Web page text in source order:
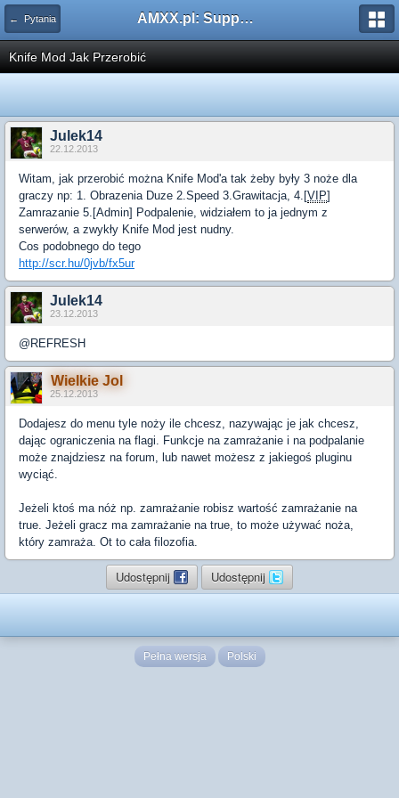
← Pytania AMXX.pl: Support AMX Mod X i SourceMod
Knife Mod Jak Przerobić
Julek14
22.12.2013
Witam, jak przerobić można Knife Mod'a tak żeby były 3 noże dla
graczy np: 1. Obrazenia Duze 2.Speed 3.Grawitacja, 4.[VIP]
Zamrazanie 5.[Admin] Podpalenie, widziałem to ja jednym z
serwerów, a zwykły Knife Mod jest nudny.
Cos podobnego do tego
http://scr.hu/0jvb/fx5ur
Julek14
23.12.2013
@REFRESH
Wielkie Jol
25.12.2013
Dodajesz do menu tyle noży ile chcesz, nazywając je jak chcesz,
dając ograniczenia na flagi. Funkcje na zamrażanie i na podpalanie
może znajdziesz na forum, lub nawet możesz z jakiegoś pluginu
wyciąć.
Jeżeli ktoś ma nóż np. zamrażanie robisz wartość zamrażanie na
true. Jeżeli gracz ma zamrażanie na true, to może używać noża,
który zamraża. Ot to cała filozofia.
Udostępnij Udostępnij
Pełna wersja Polski